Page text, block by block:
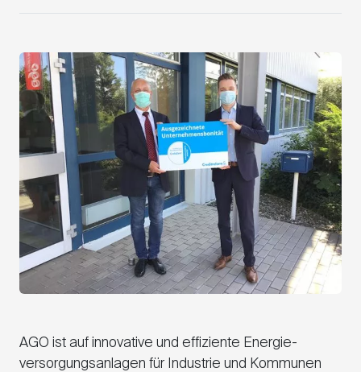
AGO ist auf innovative und effiziente Energie­
versorgungsanlagen für Industrie und Kommunen